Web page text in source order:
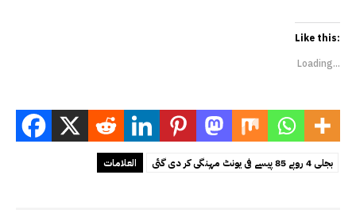
Like this:
Loading...
العلامات بجلی 4 روپے 85 پیسے فی یونٹ مہنگی کر دی گئی